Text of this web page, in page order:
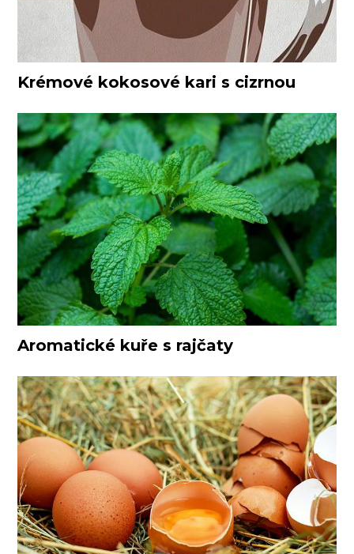
Krémové kokosové kari s cizrnou
Aromatické kuře s rajčaty